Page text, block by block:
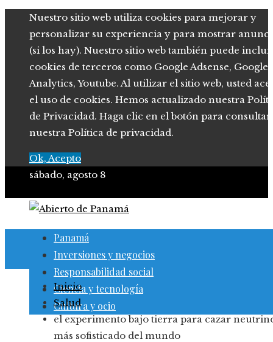
Nuestro sitio web utiliza cookies para mejorar y
personalizar su experiencia y para mostrar
(si los hay). Nuestro sitio web también puede
cookies de terceros como Google Adsense, Google
Analytics, Youtube. Al utilizar el sitio web, usted
el uso de cookies. Hemos actualizado nuestra
de Privacidad. Haga clic en el botón para consultar
nuestra Política de privacidad.
Ok, Acepto
sábado, agosto 8
Panamá
Inversiones y negocios
Responsabilidad social
Ciencia y tecnología
Cultura y ocio
Inicio
Salud
el experimento bajo tierra para cazar
más sofisticado del mundo